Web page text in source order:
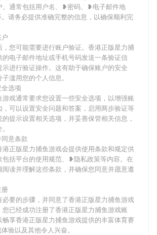
。通常包括用户名、❥密码、❥电子邮件地
请务必提供准确完整的信息，以确保顺利完
您可能需要进行账户验证。香港正版星力捕
电子邮件地址或手机号码发送一条验证信
进行验证操作。这有助于确保账户的安全
滥用您的个人信息。
选项
戏通常要求您设置一些安全选项，以增强账
，可以设置安全问题和答案，启用两步验证等
提示设置相关选项，并妥善保管相关信息，
意条款
正版星力捕鱼游戏会提供使用条款和规定供
包括平台的使用规范、❥隐私政策等内容。在
读并理解这些条款，并确保您同意并愿意遵
必要的步骤，并同意了香港正版星力捕鱼游戏
您已经成功注册了香港正版星力捕鱼游戏账
畅享香港正版星力捕鱼游戏提供的丰富体育赛
验以及其他令人兴奋。